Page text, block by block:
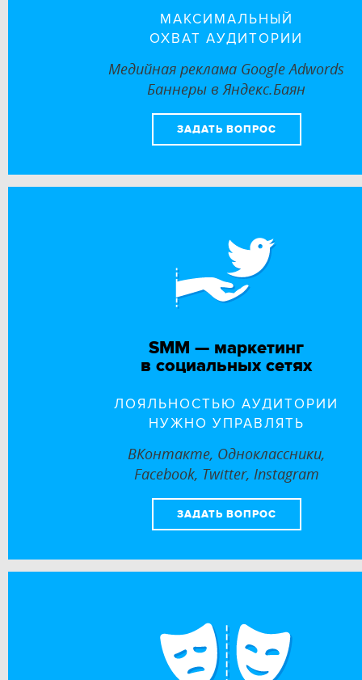
МАКСИМАЛЬНЫЙ
ОХВАТ АУДИТОРИИ
Медийная реклама Google Adwords
Баннеры в Яндекс.Баян
ЗАДАТЬ ВОПРОС
SMM — маркетинг
в социальных сетях
ЛОЯЛЬНОСТЬЮ АУДИТОРИИ
НУЖНО УПРАВЛЯТЬ
ВКонтакте, Одноклассники,
Facebook, Twitter, Instagram
ЗАДАТЬ ВОПРОС